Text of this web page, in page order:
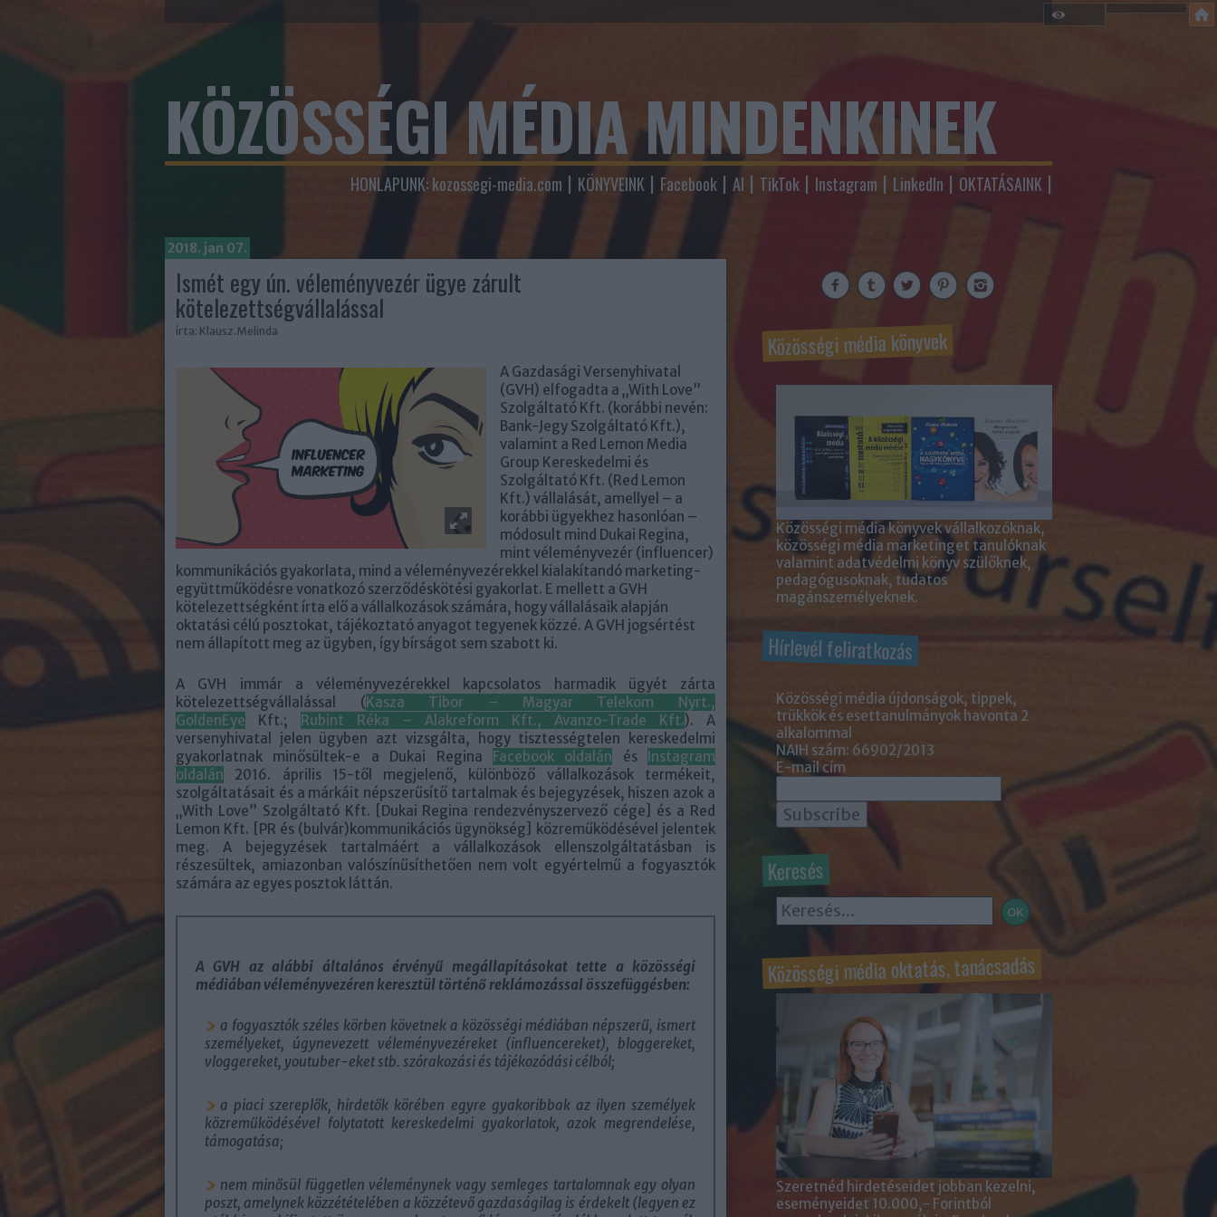
KÖZÖSSÉGI MÉDIA MINDENKINEK
HONLAPUNK: kozossegi-media.com KÖNYVEINK Facebook AI TikTok Instagram LinkedIn OKTATÁSAINK
2018. jan 07.
Ismét egy ún. véleményvezér ügye zárult
kötelezettségvállalással
írta: Klausz.Melinda
A Gazdasági Versenyhivatal
(GVH) elfogadta a „With Love”
Szolgáltató Kft. (korábbi nevén:
Bank-Jegy Szolgáltató Kft.),
valamint a Red Lemon Media
Group Kereskedelmi és
Szolgáltató Kft. (Red Lemon
Kft.) vállalását, amellyel – a
korábbi ügyekhez hasonlóan –
módosult mind Dukai Regina,
mint véleményvezér (influencer)
kommunikációs gyakorlata, mind a véleményvezérekkel kialakítandó marketing-
együttműködésre vonatkozó szerződéskötési gyakorlat. E mellett a GVH
kötelezettségként írta elő a vállalkozások számára, hogy vállalásaik alapján
oktatási célú posztokat, tájékoztató anyagot tegyenek közzé. A GVH jogsértést
nem állapított meg az ügyben, így bírságot sem szabott ki.
A GVH immár a véleményvezérekkel kapcsolatos harmadik ügyét zárta
kötelezettségvállalással (Kasza Tibor – Magyar Telekom Nyrt.,
GoldenEye
Kft.; Rubint Réka – Alakreform Kft., Avanzo-Trade Kft.). A
versenyhivatal jelen ügyben azt vizsgálta, hogy tisztességtelen kereskedelmi
gyakorlatnak minősültek-e a Dukai Regina
Facebook oldalán és
Instagram
oldalán
2016. április 15-től megjelenő, különböző vállalkozások termékeit,
szolgáltatásait és a márkáit népszerűsítő tartalmak és bejegyzések, hiszen azok a
„With Love” Szolgáltató Kft. [Dukai Regina rendezvényszervező cége] és a Red
Lemon Kft. [PR és (bulvár)kommunikációs ügynökség] közreműködésével jelentek
meg. A bejegyzések tartalmáért a vállalkozások ellenszolgáltatásban is
részesültek, amiazonban valószínűsíthetően nem volt egyértelmű a fogyasztók
számára az egyes posztok láttán.
A GVH az alábbi általános érvényű megállapításokat tette a közösségi
médiában véleményvezéren keresztül történő reklámozással összefüggésben:
a fogyasztók széles körben követnek a közösségi médiában népszerű, ismert
személyeket, úgynevezett véleményvezéreket (influencereket), bloggereket,
vloggereket, youtuber-eket stb. szórakozási és tájékozódási célból;
a piaci szereplők, hirdetők körében egyre gyakoribbak az ilyen személyek
közreműködésével folytatott kereskedelmi gyakorlatok, azok megrendelése,
támogatása;
nem minősül független véleménynek vagy semleges tartalomnak egy olyan
poszt, amelynek közzétételében a közzétevő gazdaságilag is érdekelt (legyen ez
Közösségi média könyvek
Közösségi média könyvek vállalkozóknak,
közösségi média marketinget tanulóknak
valamint adatvédelmi könyv szülőknek,
pedagógusoknak, tudatos
magánszemélyeknek.
Hírlevél feliratkozás
Közösségi média újdonságok, tippek,
trükkök és esettanulmányok havonta 2
alkalommal
NAIH szám: 66902/2013
E-mail cím
Keresés
Közösségi média oktatás, tanácsadás
Szeretnéd hirdetéseidet jobban kezelni,
eseményeidet 10.000,- Forintból